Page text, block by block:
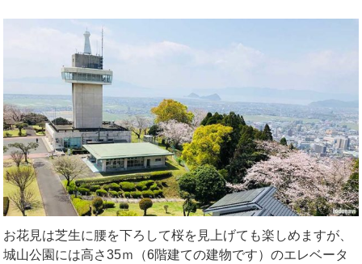
お花見は芝生に腰を下ろして桜を見上げても楽しめますが、
城山公園には高さ35ｍ（6階建ての建物です）のエレベータ